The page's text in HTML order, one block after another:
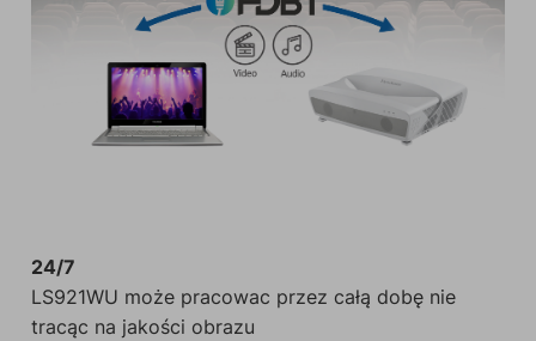
24/7
LS921WU może pracowac przez całą dobę nie
tracąc na jakości obrazu